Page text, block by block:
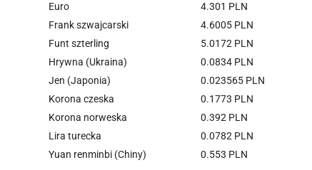
Euro
4.301 PLN
Frank szwajcarski
4.6005 PLN
Funt szterling
5.0172 PLN
Hrywna (Ukraina)
0.0834 PLN
Jen (Japonia)
0.023565 PLN
Korona czeska
0.1773 PLN
Korona norweska
0.392 PLN
Lira turecka
0.0782 PLN
Yuan renminbi (Chiny)
0.553 PLN